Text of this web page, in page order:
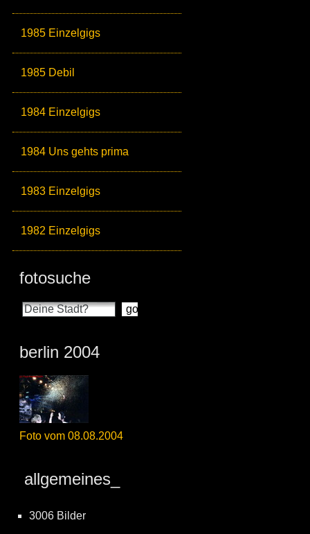
1985 Einzelgigs
1985 Debil
1984 Einzelgigs
1984 Uns gehts prima
1983 Einzelgigs
1982 Einzelgigs
fotosuche
berlin 2004
Foto vom 08.08.2004
allgemeines_
3006 Bilder